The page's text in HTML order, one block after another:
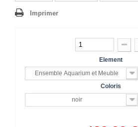
Imprimer
Element
Ensemble Aquarium et Meuble
Coloris
noir